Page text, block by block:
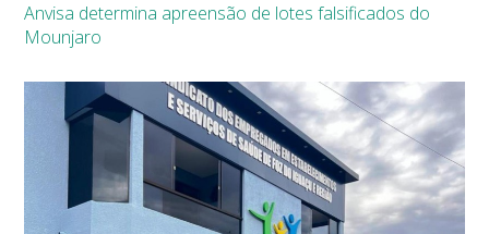
Anvisa determina apreensão de lotes falsificados do
Mounjaro